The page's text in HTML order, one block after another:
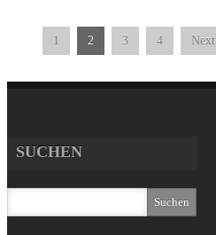
1 2 3 4 Next
SUCHEN